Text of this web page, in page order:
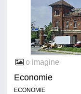
o imagine
Economie
ECONOMIE